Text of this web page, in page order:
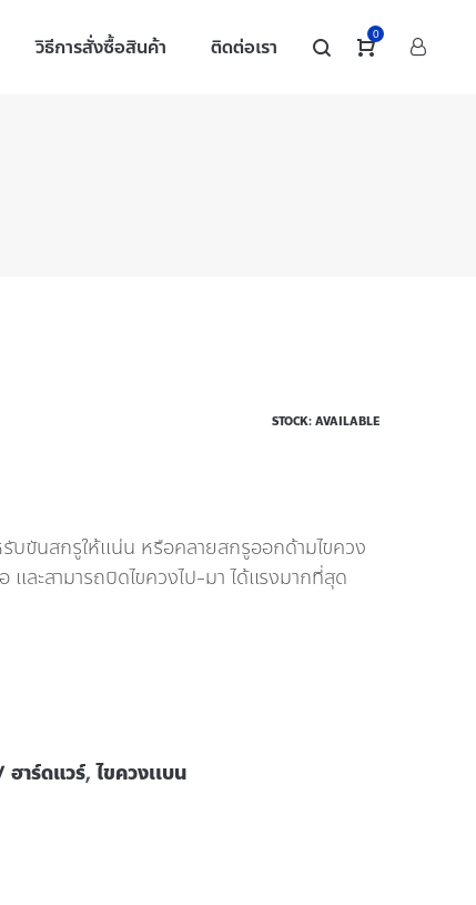
วิธีการสั่งซื้อสินค้า ติดต่อเรา 0
STOCK: AVAILABLE
บขันสกรูให้แน่น หรือคลายสกรูออกด้ามไขควง
ละสามารถบิดไขควงไป-มา ได้แรงมากที่สุด
ฮาร์ดแวร์,ไขควงเเบน